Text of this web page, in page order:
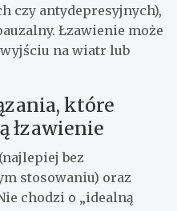
czy antydepresyjnych),
Łzawienie może
na wiatr lub
które
łzawienie
(najlepiej bez
stosowaniu) oraz
chodzi o „idealną